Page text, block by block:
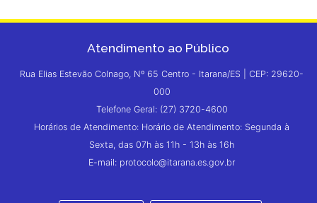
Atendimento ao Público
Rua Elias Estevão Colnago, Nº 65 Centro - Itarana/ES | CEP: 29620-
000
Telefone Geral: (27) 3720-4600
Horários de Atendimento: Horário de Atendimento: Segunda à
Sexta, das 07h às 11h - 13h às 16h
E-mail: protocolo@itarana.es.gov.br